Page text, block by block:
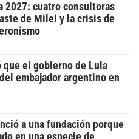
2027: cuatro consultoras
de Milei y la crisis de
el gobierno de Lula
embajador argentino en
a una fundación porque
en una especie de